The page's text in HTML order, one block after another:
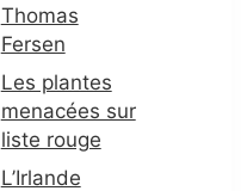
Thomas
Fersen
Les plantes
menacées sur
liste rouge
L’Irlande